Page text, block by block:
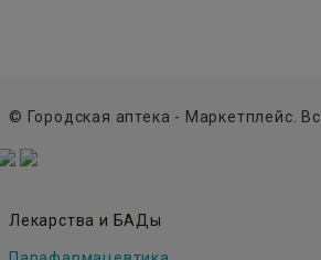
© Городская аптека - Маркетплейс.
Лекарства и БАДы